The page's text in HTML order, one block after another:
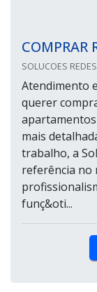
COMPRAR
SOLUCOES
Atendimento
querer
mais
trabalho, a
referência no
funç&oti...